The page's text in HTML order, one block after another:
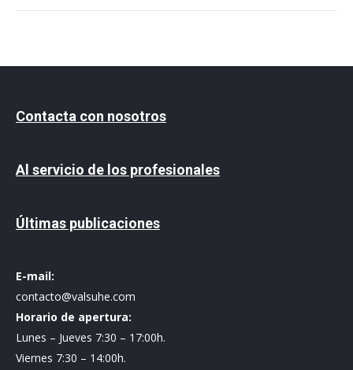
Contacta con nosotros
Al servicio de los profesionales
Últimas publicaciones
E-mail:
contacto@valsuhe.com
Horario de apertura:
Lunes – Jueves 7:30 – 17:00h.
Viernes 7:30 – 14:00h.